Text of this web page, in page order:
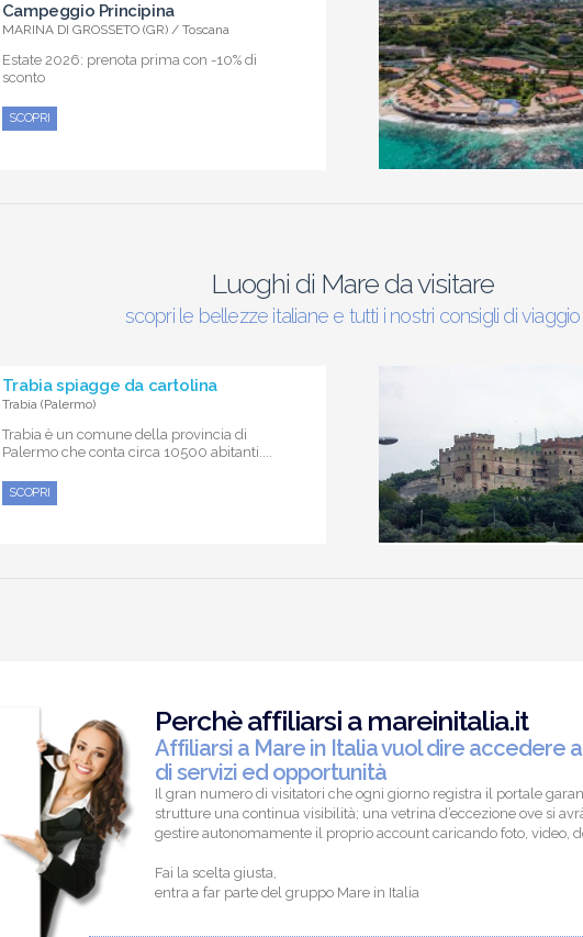
Campeggio Principina
MARINA DI GROSSETO (GR) / Toscana
Estate 2026: prenota prima con -10% di
sconto
SCOPRI
Luoghi di Mare da visitare
scopri le bellezze italiane e tutti i nostri consigli di viaggio
Trabia spiagge da cartolina
Trabia (Palermo)
Trabia è un comune della provincia di
Palermo che conta circa 10500 abitanti....
SCOPRI
Perchè affiliarsi a mareinitalia.it
Affiliarsi a Mare in Italia vuol dire accedere
di servizi ed opportunità
Il gran numero di visitatori che ogni giorno registra il portale
strutture una continua visibilità; una vetrina d’eccezione ove si
gestire autonomamente il proprio account caricando foto, video,
Fai la scelta giusta,
entra a far parte del gruppo Mare in Italia